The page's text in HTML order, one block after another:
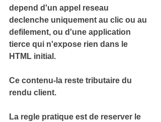
depend d'un appel reseau
declenche uniquement au clic ou au
defilement, ou d'une application
tierce qui n'expose rien dans le
HTML initial.
Ce contenu-la reste tributaire du
rendu client.
La regle pratique est de reserver le